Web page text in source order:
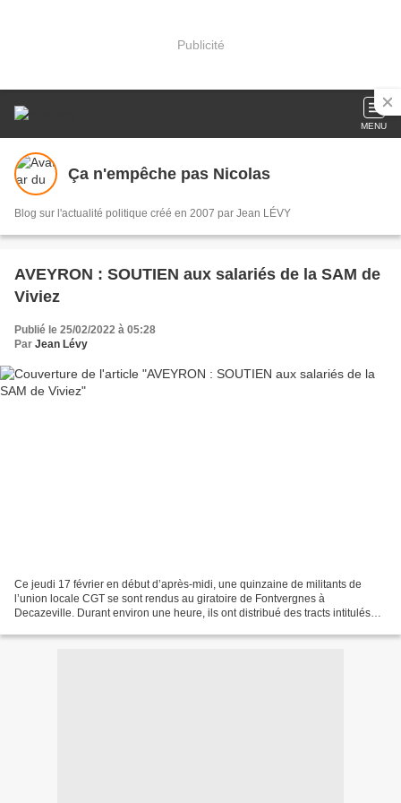
Publicité
MENU
Ça n'empêche pas Nicolas
Blog sur l'actualité politique créé en 2007 par Jean LÉVY
AVEYRON : SOUTIEN aux salariés de la SAM de
Viviez
Publié le 25/02/2022 à 05:28
Par Jean Lévy
Ce jeudi 17 février en début d’après-midi, une quinzaine de militants de
l’union locale CGT se sont rendus au giratoire de Fontvergnes à
Decazeville. Durant environ une heure, ils ont distribué des tracts intitulés